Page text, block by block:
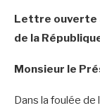
Lettre ouverte
de la
Monsieur le
Dans la foulée